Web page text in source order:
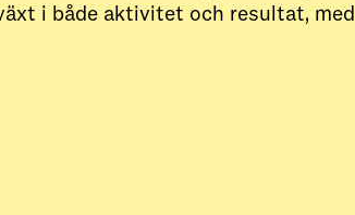
i både aktivitet och resultat, med